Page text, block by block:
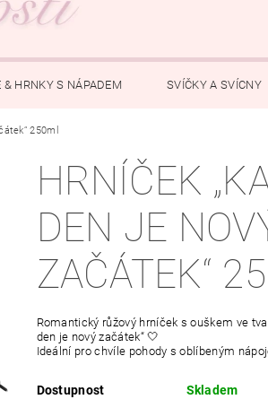
& HRNKY S NÁPADEM SVÍČKY A SVÍCNY
250ml
HRNÍČEK
DEN JE
ZAČÁTEK“
Romantický růžový hrníček s ouškem ve
den je nový začátek“ 🤍
Ideální pro chvíle pohody s oblíbeným
Dostupnost Skladem